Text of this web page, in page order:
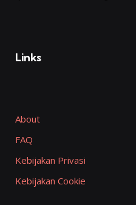
Links
About
FAQ
Kebijakan Privasi
Kebijakan Cookie